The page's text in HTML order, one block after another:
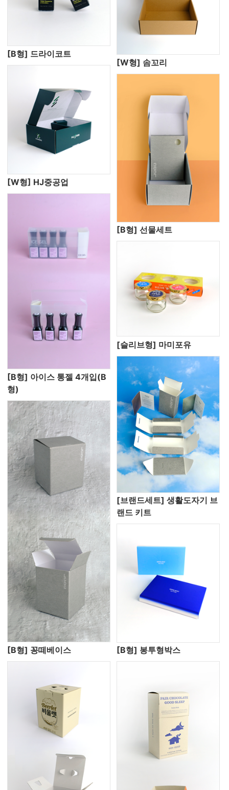
[B형] 드라이코트
[W형] 솜꼬리
[W형] HJ중공업
[B형] 선물세트
[B형] 아이스 통젤 4개입(B
형)
[슬리브형] 마미포유
[B형] 꽁떼베이스
[브랜드세트] 생활도자기 브
랜드 키트
[B형] 봉투형박스